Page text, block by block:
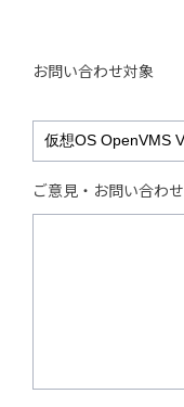
お問い合わせ対象
ご意見・お問い合わせ